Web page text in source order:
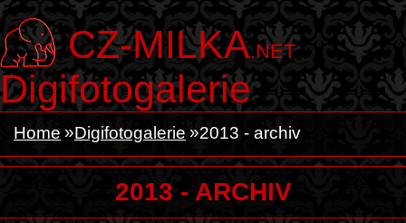
CZ-MILKA.NET
Digifotogalerie
Home Digifotogalerie 2013 - archiv
2013 - ARCHIV